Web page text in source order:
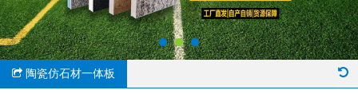
陶瓷仿石材一体板